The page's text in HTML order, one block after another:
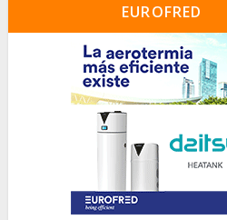
EUROFRED